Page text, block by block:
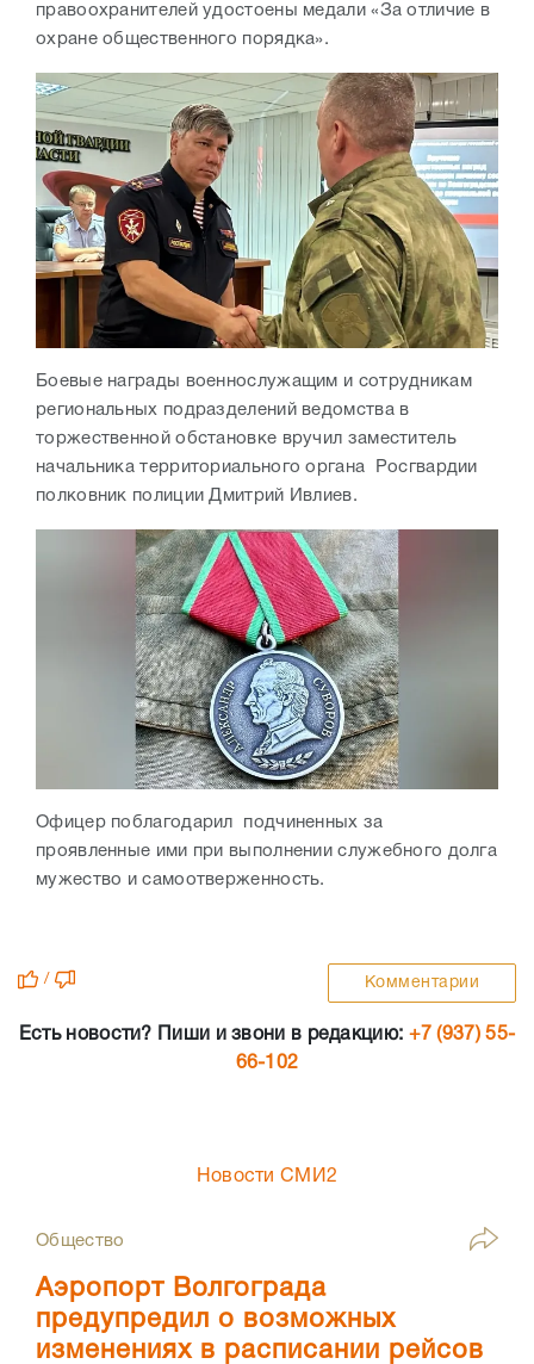
правоохранителей удостоены медали «За отличие в
охране общественного порядка».
Боевые награды военнослужащим и сотрудникам
региональных подразделений ведомства в
торжественной обстановке вручил заместитель
начальника территориального органа Росгвардии
полковник полиции Дмитрий Ивлиев.
Офицер поблагодарил подчиненных за
проявленные ими при выполнении служебного долга
мужество и самоотверженность.
/ Комментарии
Есть новости? Пиши и звони в редакцию: +7 (937) 55-
66-102
Новости СМИ2
Общество
Аэропорт Волгограда
предупредил о возможных
изменениях в расписании рейсов